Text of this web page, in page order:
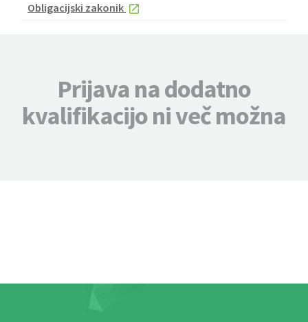
Obligacijski zakonik
Prijava na dodatno
kvalifikacijo ni več možna